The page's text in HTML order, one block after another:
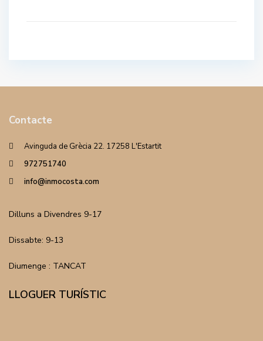
Contacte
Avinguda de Grècia 22. 17258 L'Estartit
972751740
info@inmocosta.com
Dilluns a Divendres 9-17
Dissabte: 9-13
Diumenge : TANCAT
LLOGUER TURÍSTIC